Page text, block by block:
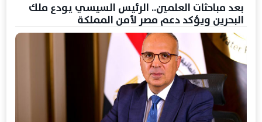
بعد مباحثات العلمين.. الرئيس السيسي يودع ملك
البحرين ويؤكد دعم مصر لأمن المملكة